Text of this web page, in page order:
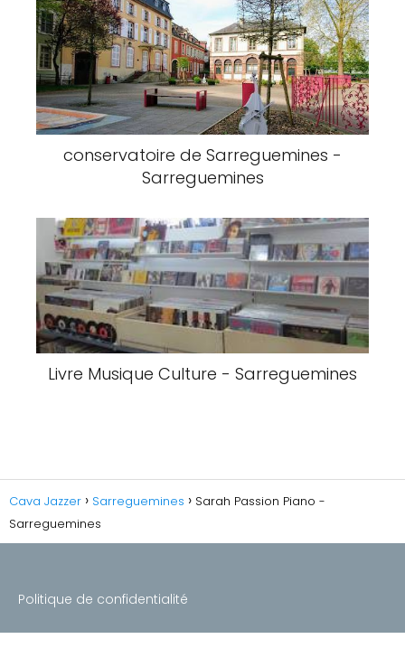
conservatoire de Sarreguemines -
Sarreguemines
Livre Musique Culture - Sarreguemines
Cava Jazzer Sarreguemines
Sarah Passion Piano -
Sarreguemines
Politique de confidentialité